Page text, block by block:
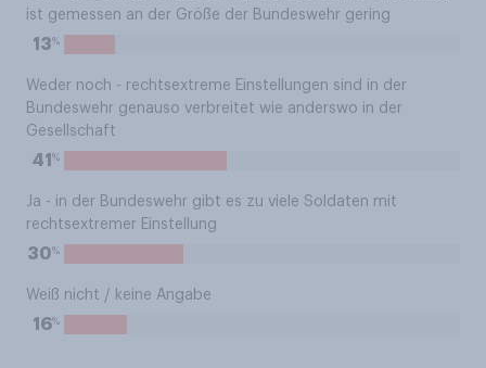
ist gemessen an der Größe der Bundeswehr gering
13%
Weder noch - rechtsextreme Einstellungen sind in der
Bundeswehr genauso verbreitet wie anderswo in der
Gesellschaft
41 %
Ja - in der Bundeswehr gibt es zu viele Soldaten mit
rechtsextremer Einstellung
30%
Weiß nicht / keine Angabe
16%